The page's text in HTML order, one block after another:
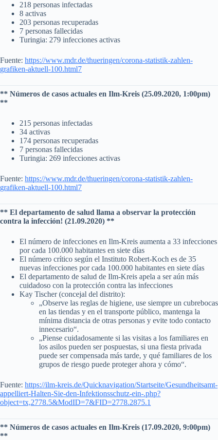
218 personas infectadas
8 activas
203 personas recuperadas
7 personas fallecidas
Turingia: 279 infecciones activas
Fuente: https://www.mdr.de/thueringen/corona-statistik-zahlen-
grafiken-aktuell-100.html7
** Números de casos actuales en Ilm-Kreis (25.09.2020, 1:00pm)
**
215 personas infectadas
34 activas
174 personas recuperadas
7 personas fallecidas
Turingia: 269 infecciones activas
Fuente: https://www.mdr.de/thueringen/corona-statistik-zahlen-
grafiken-aktuell-100.html7
** El departamento de salud llama a observar la protección
contra la infección! (21.09.2020) **
El número de infecciones en Ilm-Kreis aumenta a 33 infecciones
por cada 100.000 habitantes en siete días
El número crítico según el Instituto Robert-Koch es de 35
nuevas infecciones por cada 100.000 habitantes en siete días
El departamento de salud de Ilm-Kreis apela a ser aún más
cuidadoso con la protección contra las infecciones
Kay Tischer (concejal del distrito):
„Observe las reglas de higiene, use siempre un cubrebocas
en las tiendas y en el transporte público, mantenga la
mínima distancia de otras personas y evite todo contacto
innecesario“.
„Piense cuidadosamente si las visitas a los familiares en
los asilos pueden ser pospuestas, si una fiesta privada
puede ser compensada más tarde, y qué familiares de los
grupos de riesgo puede proteger ahora y cómo“.
Fuente: https://ilm-kreis.de/Quicknavigation/Startseite/Gesundheitsamt-
appelliert-Halten-Sie-den-Infektionsschutz-ein-.php?
object=tx,2778.5&ModID=7&FID=2778.2875.1
** Números de casos actuales en Ilm-Kreis (17.09.2020, 9:00pm)
**